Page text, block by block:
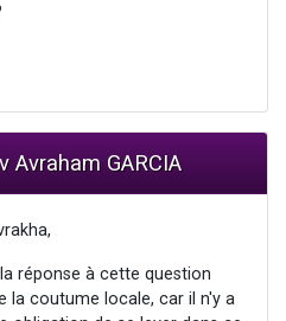
Avraham GARCIA
réponse à cette question
la coutume locale, car il n'y a